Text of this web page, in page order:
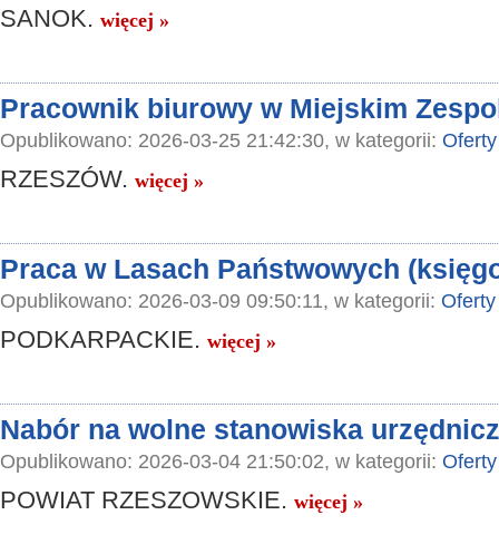
SANOK. więcej »
Pracownik biurowy w Miejskim
Opublikowano: 2026-03-25 21:42:30, w kategorii:
RZESZÓW. więcej »
Praca w Lasach Państwowych
Opublikowano: 2026-03-09 09:50:11, w kategorii:
PODKARPACKIE. więcej »
Nabór na wolne stanowiska
Opublikowano: 2026-03-04 21:50:02, w kategorii:
POWIAT RZESZOWSKIE. więcej »